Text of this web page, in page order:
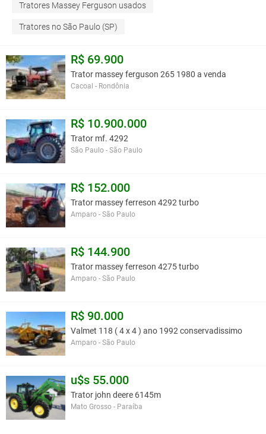
Tratores Massey Ferguson usados
Tratores no São Paulo (SP)
R$ 69.900
Trator massey ferguson 265 1980 a venda
Cacoal - Rondônia
R$ 10.900.000
Trator mf. 4292
São Paulo - São Paulo
R$ 152.000
Trator massey ferreson 4292 turbo
Amparo - São Paulo
R$ 144.900
Trator massey ferreson 4275 turbo
Amparo - São Paulo
R$ 90.000
Valmet 118 ( 4 x 4 ) ano 1992 conservadissimo
Amparo - São Paulo
u$s 55.000
Trator john deere 6145m
Mato Grosso - Paraíba